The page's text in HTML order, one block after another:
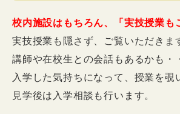
校内施設はもちろん、「実技授業も
実技授業も隠さず、ご覧いただきま
講師や在校生との会話もあるかも・
入学した気持ちになって、授業を覗
見学後は入学相談も行います。